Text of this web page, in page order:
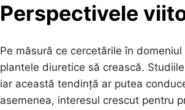
Perspectivele
Pe măsură ce cercetările în
plantele diuretice să crească.
iar această tendință ar putea
asemenea, interesul crescut pentru